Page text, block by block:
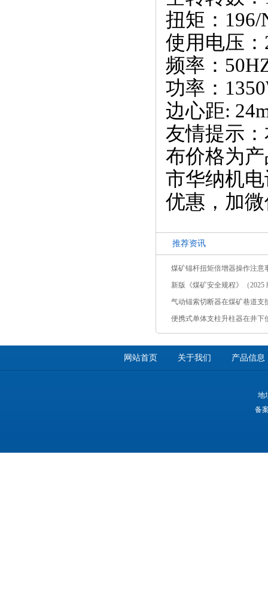
扭矩：196/
使用电压
频率：
功率：
边心距:
友情提示
布价格为
市华纳机
优惠，加
推荐资讯
煤矿锚杆扭矩倍增器操作注意
新版《煤矿安全规程》（2025
气动锚索切断器在煤矿巷道支
便携式单体支柱升柱器在井下
网站首页 关于我们 产品信息
地
备